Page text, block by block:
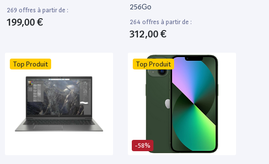
269 offres à partir de :
199,00 €
256Go
264 offres à partir de :
312,00 €
Top Produit
-58%
Top Produit